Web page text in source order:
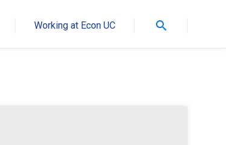
Working at Econ UC search